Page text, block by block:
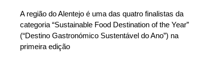
A região do Alentejo é uma das quatro finalistas da
categoria “Sustainable Food Destination of the Year”
(“Destino Gastronómico Sustentável do Ano”) na
primeira edição